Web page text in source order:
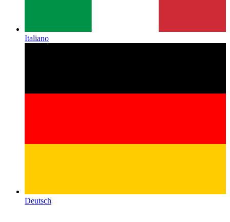
Italiano
Deutsch